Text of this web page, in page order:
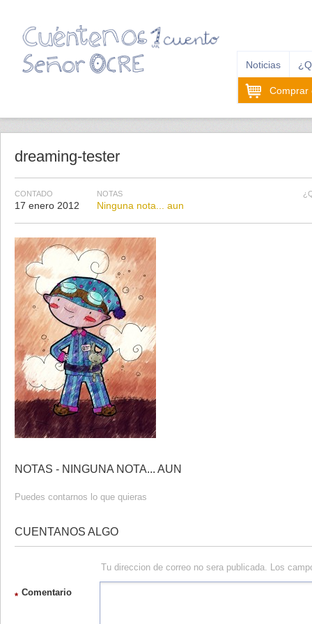
Noticias
Comprar
dreaming-tester
CONTADO
17 enero 2012
NOTAS
Ninguna nota... aun
NOTAS - NINGUNA NOTA... AUN
Puedes contarnos lo que quieras
CUENTANOS ALGO
Tu direccion de correo no sera publicada. Los
Comentario
*